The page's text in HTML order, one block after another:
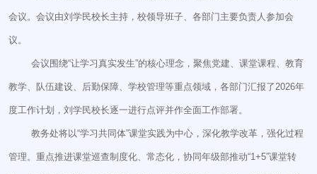
(新校区)
会议。会议由刘学民校长主持，校领导班子、各部门主要负责人参加会
议。
会议围绕“让学习真实发生”的核心理念，聚焦党建、课堂课程、教育
教学、队伍建设、后勤保障、学校管理等重点领域，各部门汇报了2026年
度工作计划，刘学民校长逐一进行点评并作全面工作部署。
教务处将以“学习共同体”课堂实践为中心，深化教学改革，强化过程
管理。重点推进课堂巡查制度化、常态化，协同年级部推动“1+5”课堂转